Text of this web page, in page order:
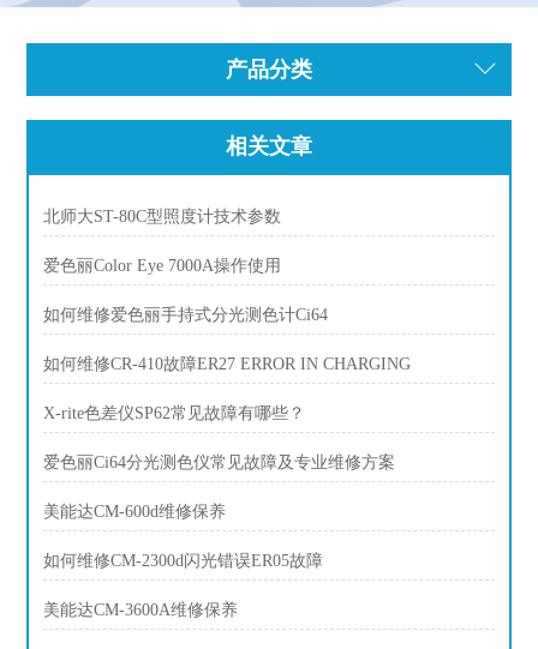
产品分类
相关文章
北师大ST-80C型照度计技术参数
爱色丽Color Eye 7000A操作使用
如何维修爱色丽手持式分光测色计Ci64
如何维修CR-410故障ER27 ERROR IN CHARGING
X-rite色差仪SP62常见故障有哪些？
爱色丽Ci64分光测色仪常见故障及专业维修方案
美能达CM-600d维修保养
如何维修CM-2300d闪光错误ER05故障
美能达CM-3600A维修保养